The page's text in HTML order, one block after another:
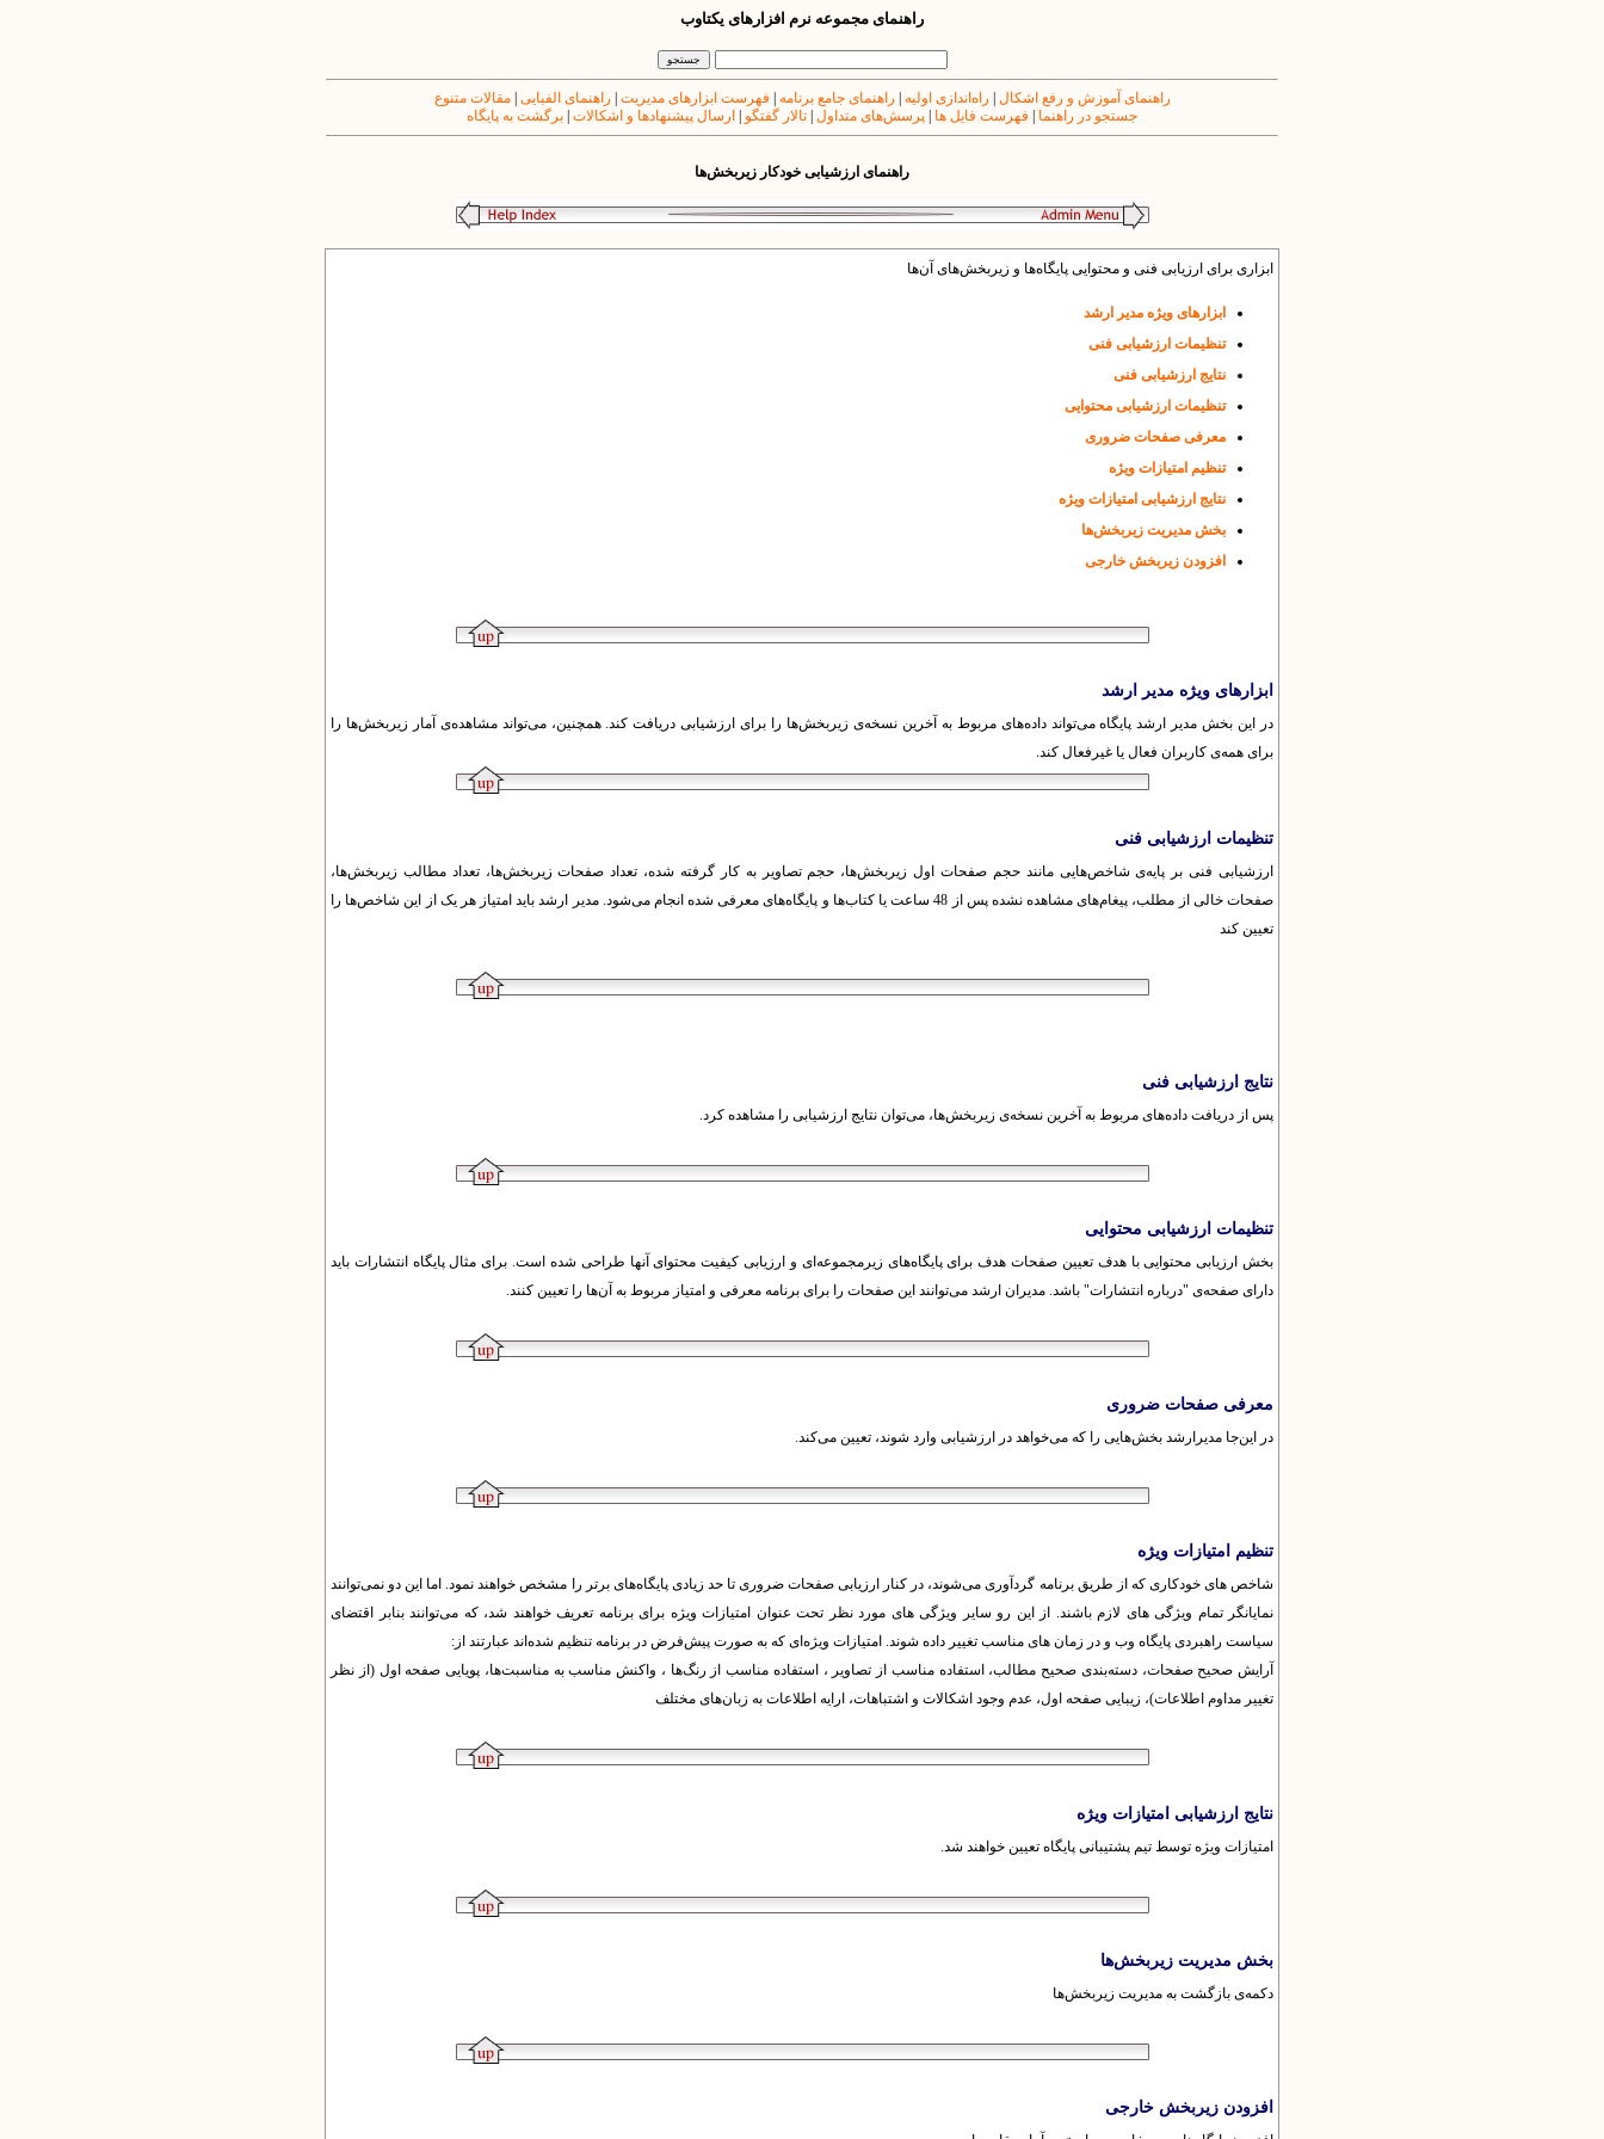
راهنمای مجموعه نرم افزارهای یکتاوب
راهنمای آموزش و رفع اشکال راه‌اندازی اولیه راهنمای جامع برنامه فهرست ابزارهای مدیریت راهنمای الفبایی |مقالات متنوع
جستجو در راهنما
فهرست فایل ها پرسش‌های متداول تالار گفتگو ارسال پیشنهادها و اشکالات برگشت به پایگاه
راهنمای ارزشیابی خودکار زیربخش‌ها
ابزاری برای ارزیابی فنی و محتوایی پایگاه‌ها و زیربخش‌های آن‌ها
ابزارهای ویژه مدیر ارشد
تنظیمات ارزشیابی فنی
نتایج ارزشیابی فنی
تنظیمات ارزشیابی محتوایی
معرفی صفحات ضروری
تنظیم امتیازات ویژه
نتایج ارزشیابی امتیازات ویژه
بخش مدیریت زیربخش‌ها
افزودن زیربخش خارجی
ابزارهای ویژه مدیر ارشد
در این بخش مدیر ارشد پایگاه می‌تواند داده‌های مربوط به آخرین نسخه‌ی زیربخش‌ها را برای ارزشیابی دریافت کند. همچنین، می‌تواند مشاهده‌ی آمار زیربخش‌ها را
برای همه‌ی کاربران فعال یا غیرفعال کند.
تنظیمات ارزشیابی فنی
ارزشیابی فنی بر پایه‌ی شاخص‌هایی مانند حجم صفحات اول زیربخش‌ها، حجم تصاویر به کار گرفته شده، تعداد صفحات زیربخش‌ها، تعداد مطالب زیربخش‌ها،
صفحات خالی از مطلب، پیغام‌های مشاهده نشده پس از 48 ساعت یا کتاب‌ها و پایگاه‌های معرفی شده انجام می‌شود. مدیر ارشد باید امتیاز هر یک از این شاخص‌ها را
تعیین کند
نتایج ارزشیابی فنی
پس از دریافت داده‌های مربوط به آخرین نسخه‌ی زیربخش‌ها، می‌توان نتایج ارزشیابی را مشاهده کرد.
تنظیمات ارزشیابی محتوایی
بخش ارزیابی محتوایی با هدف تعیین صفحات هدف برای پایگاه‌های زیرمجموعه‌ای و ارزیابی کیفیت محتوای آنها طراحی شده است. برای مثال پایگاه انتشارات باید
دارای صفحه‌ی "درباره انتشارات" باشد. مدیران ارشد می‌توانند این صفحات را برای برنامه معرفی و امتیاز مربوط به آن‌ها را تعیین کنند.
معرفی صفحات ضروری
در این‌جا مدیرارشد بخش‌هایی را که می‌خواهد در ارزشیابی وارد شوند، تعیین می‌کند.
تنظیم امتیازات ویژه
شاخص های خودکاری که از طریق برنامه گردآوری می‌شوند، در کنار ارزیابی صفحات ضروری تا حد زیادی پایگاه‌های برتر را مشخص خواهند نمود. اما این دو نمی‌توانند
نمایانگر تمام ویژگی های لازم باشند. از این رو سایر ویژگی های مورد نظر تحت عنوان امتیازات ویژه برای برنامه تعریف خواهند شد، که می‌توانند بنابر اقتضای
سیاست راهبردی پایگاه‌ وب و در زمان های مناسب تغییر داده شوند. امتیازات ویژه‌ای که به صورت پیش‌فرض در برنامه تنظیم شده‌اند عبارتند از:
آرایش صحیح صفحات، دسته‌بندی صحیح مطالب، استفاده مناسب از تصاویر ، استفاده مناسب از رنگ‌ها ، واکنش مناسب به مناسبت‌ها، پویایی صفحه اول (از نظر
تغییر مداوم اطلاعات)، زیبایی صفحه اول، عدم وجود اشکالات و اشتباهات، ارایه اطلاعات به زبان‌های مختلف
نتایج ارزشیابی امتیازات ویژه
امتیازات ویژه توسط تیم پشتیبانی پایگاه تعیین خواهند شد.
بخش مدیریت زیربخش‌ها
دکمه‌ی بازگشت به مدیریت زیربخش‌ها
افزودن زیربخش خارجی